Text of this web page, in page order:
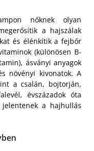
nőknek olyan
a hajszálak
és élénkítik a fejbőr
(különösen B-
ásványi anyagok
növényi kivonatok. A
a csalán, bojtorján,
évszázadok óta
a hajhullás